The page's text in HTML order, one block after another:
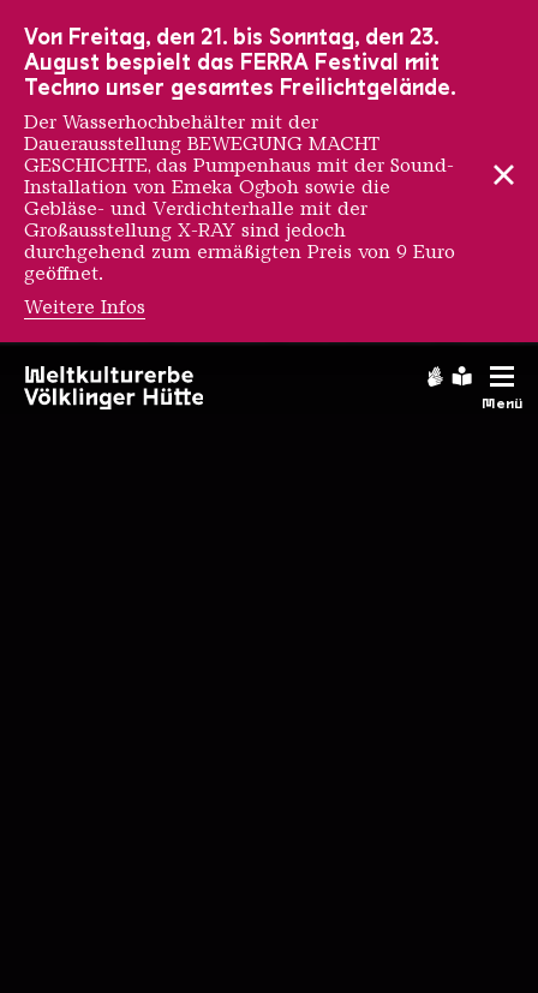
Menü
Startseite
Von Freitag, den 21. bis Sonntag, den 23.
August bespielt das FERRA Festival mit
Techno unser gesamtes Freilichtgelände.
Der Wasserhochbehälter mit der
Dauerausstellung BEWEGUNG MACHT
GESCHICHTE, das Pumpenhaus mit der Sound-
Installation von Emeka Ogboh sowie die
Gebläse- und Verdichterhalle mit der
Großausstellung X-RAY sind jedoch
durchgehend zum ermäßigten Preis von 9 Euro
geöffnet.
Weitere Infos